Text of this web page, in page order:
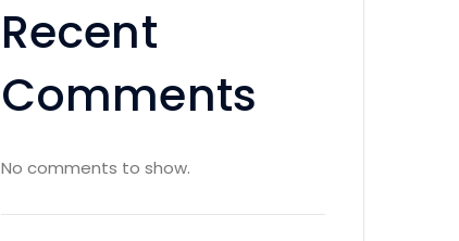
Recent
Comments
No comments to show.